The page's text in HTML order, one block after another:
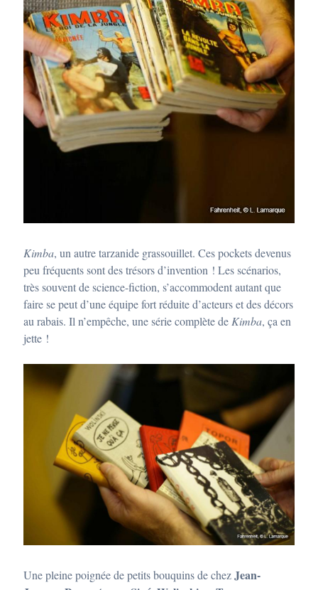
Kimba, un autre tarzanide grassouillet. Ces pockets devenus
peu fréquents sont des trésors d’invention ! Les scénarios,
très souvent de science-fiction, s’accommodent autant que
faire se peut d’une équipe fort réduite d’acteurs et des décors
au rabais. Il n’empêche, une série complète deKimba, ça en
jette !
Une pleine poignée de petits bouquins de chezJean-